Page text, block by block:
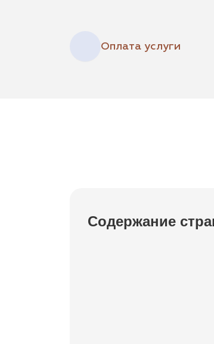
Оплата услуги
Содержание